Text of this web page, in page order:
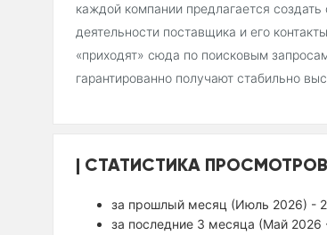
каждой компании предлагается
деятельности поставщика и его
«приходят» сюда по поисковым
гарантированно получают стабильно
СТАТИСТИКА
за прошлый месяц (Июль 2026) -
за последние 3 месяца (Май